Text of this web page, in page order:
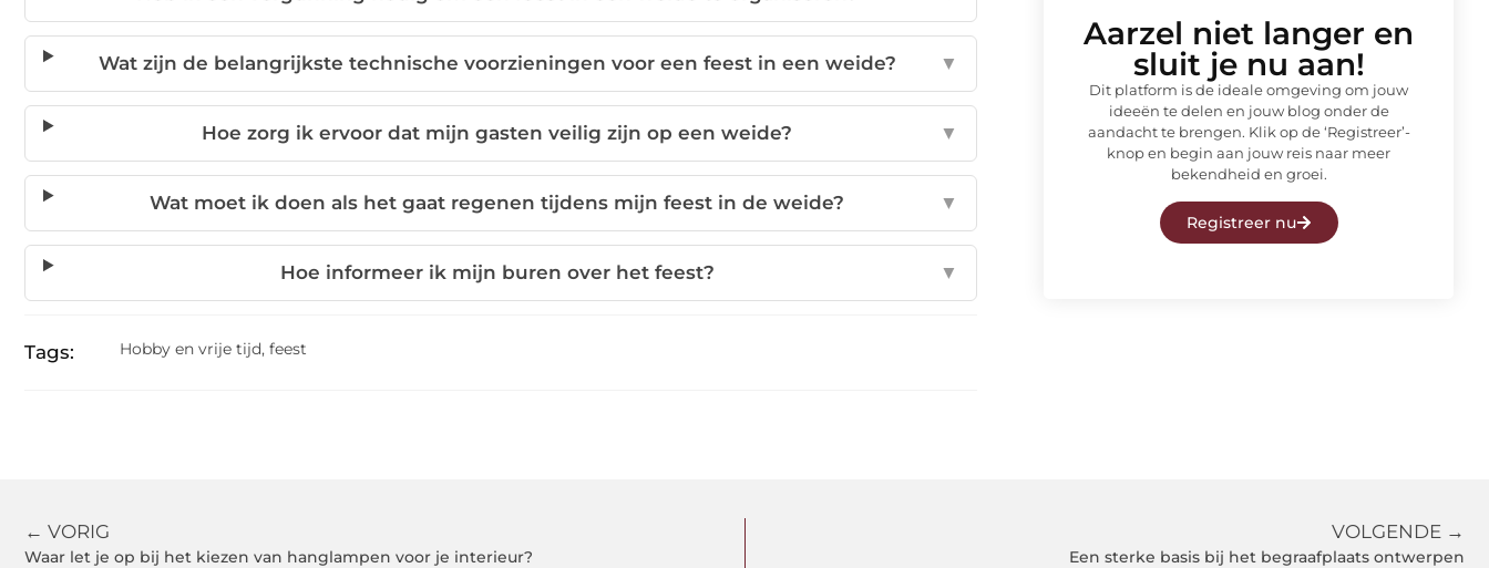
Wat zijn de belangrijkste technische voorzieningen voor een feest in een weide? ▼
Hoe zorg ik ervoor dat mijn gasten veilig zijn op een weide? ▼
Wat moet ik doen als het gaat regenen tijdens mijn feest in de weide? ▼
Hoe informeer ik mijn buren over het feest? ▼
Tags: Hobby en vrije tijd, feest
Aarzel niet langer en
sluit je nu aan!
Dit platform is de ideale omgeving om jouw
ideeën te delen en jouw blog onder de
aandacht te brengen. Klik op de ‘Registreer’-
knop en begin aan jouw reis naar meer
bekendheid en groei.
Registreer nu
← VORIG
Waar let je op bij het kiezen van hanglampen voor je interieur?
VOLGENDE →
Een sterke basis bij het begraafplaats ontwerpen